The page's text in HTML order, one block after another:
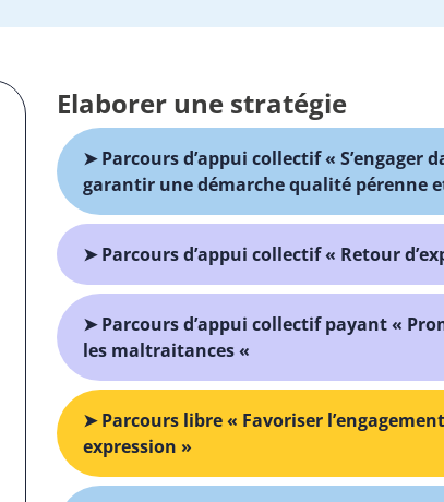
Elaborer une stratégie
➤ Parcours d’appui collectif «
garantir une démarche qualité pérenne
➤ Parcours d’appui collectif « Retour
➤ Parcours d’appui collectif payant «
les maltraitances «
➤ Parcours libre « Favoriser
expression »